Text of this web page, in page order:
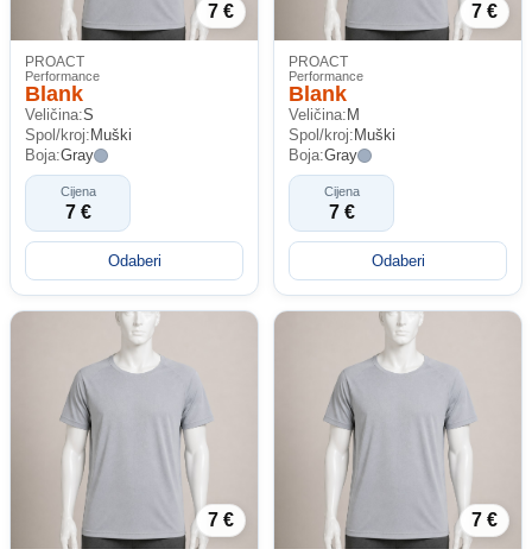
7 €
PROACT
Performance
Blank
Veličina:S
Spol/kroj: Muški
Boja:Gray
Cijena
7 €
Odaberi
7 €
PROACT
Performance
Blank
Veličina: M
Spol/kroj: Muški
Boja:Gray
Cijena
7 €
Odaberi
7 € 7 €